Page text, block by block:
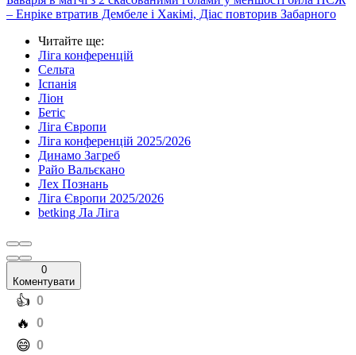
– Енріке втратив Дембеле і Хакімі, Діас повторив Забарного
Читайте ще:
Ліга конференцій
Сельта
Іспанія
Ліон
Бетіс
Ліга Європи
Ліга конференцій 2025/2026
Динамо Загреб
Райо Вальєкано
Лех Познань
Ліга Європи 2025/2026
betking Ла Ліга
0
Коментувати
️👍 0
️🔥 0
️😄 0